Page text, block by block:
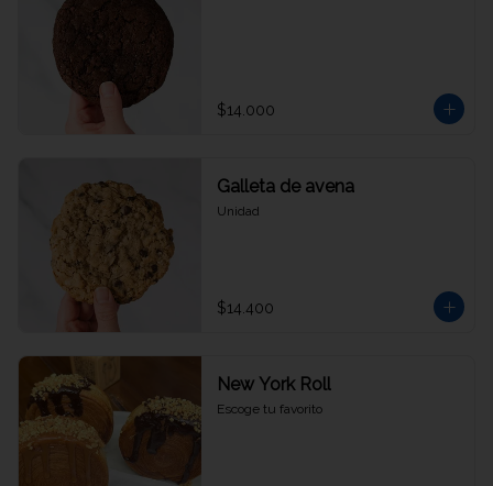
$14.000
Galleta de avena
Unidad
$14.400
New York Roll
Escoge tu favorito